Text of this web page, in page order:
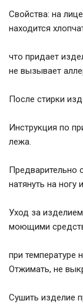
Свойства: на
находится
что придает
не вызывает
После стирки
Инструкция по
лежа.
Предварительно
натянуть на ногу
Уход за
моющими
при температуре
Отжимать, не
Сушить изделие